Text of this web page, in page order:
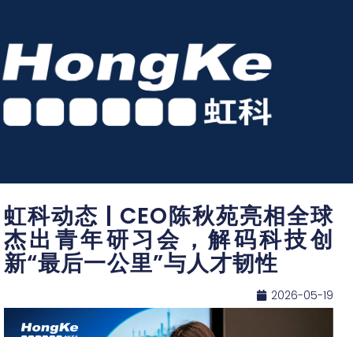
虹科动态 | CEO陈秋苑亮相全球
杰出青年研习会，解码科技创
新“最后一公里”与人才韧性
2026-05-19